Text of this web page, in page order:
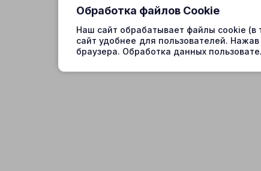
Обработка файлов Cookie
Наш сайт обрабатывает файлы cookie
сайт удобнее для пользователей.
браузера. Обработка данных